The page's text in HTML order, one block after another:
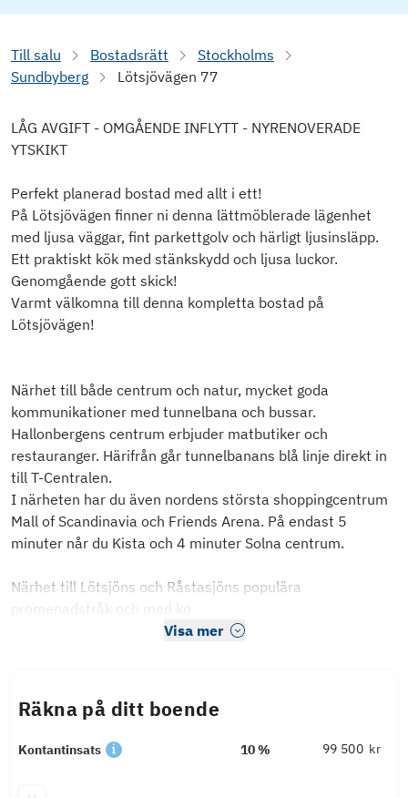
Till salu Bostadsrätt
Stockholms
Sundbyberg
Lötsjövägen 77
LÅG AVGIFT - OMGÅENDE INFLYTT - NYRENOVERADE
YTSKIKT
Perfekt planerad bostad med allt i ett!
På Lötsjövägen finner ni denna lättmöblerade lägenhet
med ljusa väggar, fint parkettgolv och härligt ljusinsläpp.
Ett praktiskt kök med stänkskydd och ljusa luckor.
Genomgående gott skick!
Varmt välkomna till denna kompletta bostad på
Lötsjövägen!
Närhet till både centrum och natur, mycket goda
kommunikationer med tunnelbana och bussar.
Hallonbergens centrum erbjuder matbutiker och
restauranger. Härifrån går tunnelbanans blå linje direkt in
till T-Centralen.
I närheten har du även nordens största shoppingcentrum
Mall of Scandinavia och Friends Arena. På endast 5
minuter når du Kista och 4 minuter Solna centrum.
Närhet till Lötsjöns och Råstasjöns populära
promenadstråk och med ko
Visa mer
Räkna på ditt boende
Kontantinsats 10 % kr